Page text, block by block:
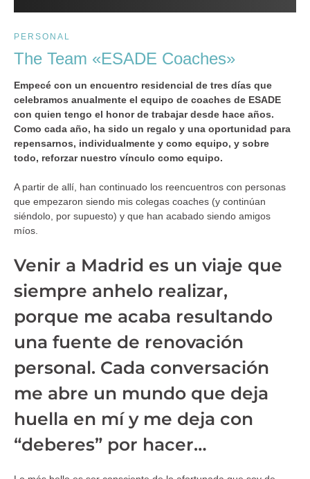
PERSONAL
The Team «ESADE Coaches»
Empecé con un encuentro residencial de tres días que
celebramos anualmente el equipo de coaches de ESADE
con quien tengo el honor de trabajar desde hace años.
Como cada año, ha sido un regalo y una oportunidad para
repensarnos, individualmente y como equipo, y sobre
todo, reforzar nuestro vínculo como equipo.
A partir de allí, han continuado los reencuentros con personas
que empezaron siendo mis colegas coaches (y continúan
siéndolo, por supuesto) y que han acabado siendo amigos
míos.
Venir a Madrid es un viaje que
siempre anhelo realizar,
porque me acaba resultando
una fuente de renovación
personal. Cada conversación
me abre un mundo que deja
huella en mí y me deja con
“deberes” por hacer…